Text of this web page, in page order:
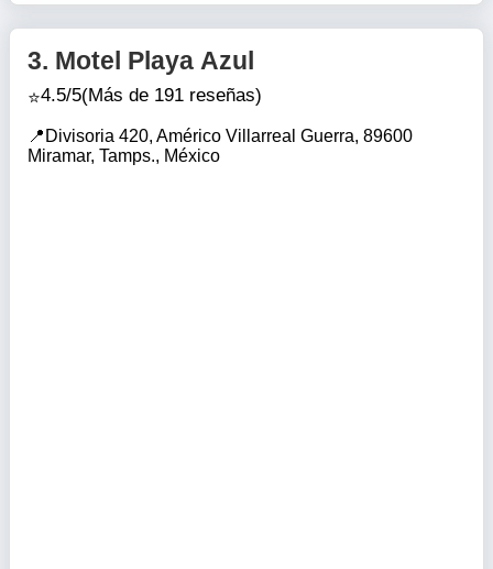
3. Motel Playa Azul
4.5/5(Más de 191 reseñas)
Divisoria 420, Américo Villarreal Guerra, 89600
Miramar, Tamps., México